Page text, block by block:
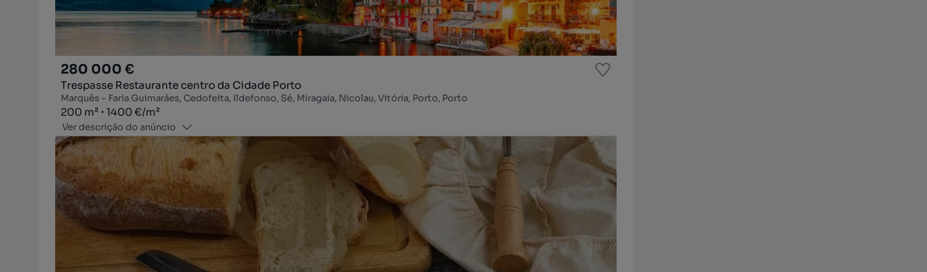
280 000 €
Trespasse Restaurante centro da Cidade Porto
Marquês - Faria Guimarães, Cedofeita, Ildefonso, Sé, Miragaia, Nicolau, Vitória, Porto, Porto
Zona
200 m²
Preço por metro quadrado
1400 €/m²
Ver descrição do anúncio